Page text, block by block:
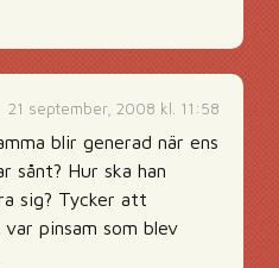
21 september, 2008 kl. 11:58
blir generad när ens
sånt? Hur ska han
sig? Tycker att
var pinsam som blev